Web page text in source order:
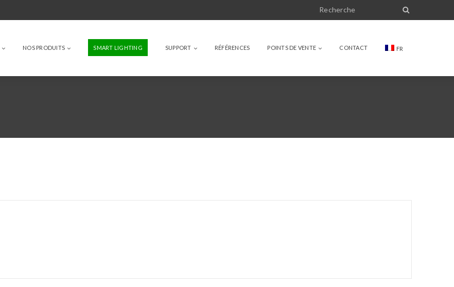
NOS PRODUITS SMART LIGHTING SUPPORT RÉFÉRENCES POINTS DE VENTE CONTACT FR